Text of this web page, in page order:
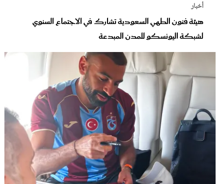
أخبار
هيئة فنون الطهي السعودية تشارك في الاجتماع السنوي
لشبكة اليونسكو للمدن المبدعة